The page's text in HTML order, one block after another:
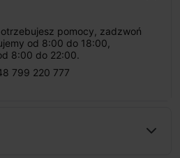
pomocy, zadzwoń
od 8:00 do 18:00,
8:00 do 22:00.
799 220 777